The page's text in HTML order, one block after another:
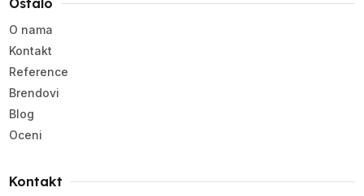
Ostalo
O nama
Kontakt
Reference
Brendovi
Blog
Oceni
Kontakt